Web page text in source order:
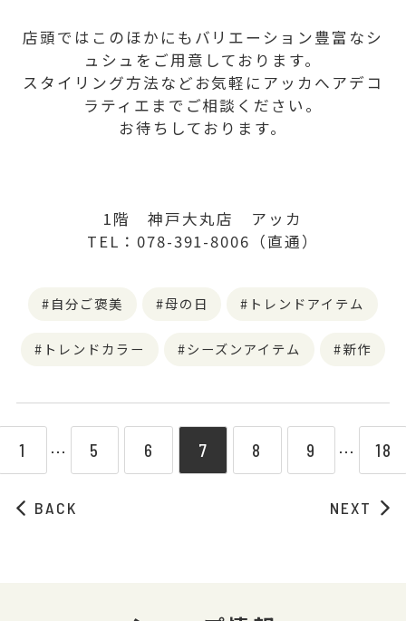
店頭ではこのほかにもバリエーション豊富なシ
ュシュをご用意しております。
スタイリング方法などお気軽にアッカへアデコ
ラティエまでご相談ください。
お待ちしております。
1階 神戸大丸店 アッカ
TEL：078-391-8006（直通）
自分ご褒美 母の日 トレンドアイテム
トレンドカラー シーズンアイテム 新作
BACK
1 ⋯ 5 6 7 8 9 ⋯ 18
NEXT